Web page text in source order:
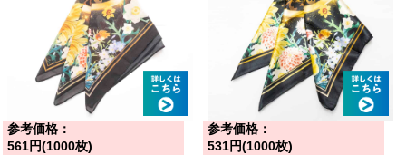
参考価格：
561円(1000枚)
参考価格：
531円(1000枚)